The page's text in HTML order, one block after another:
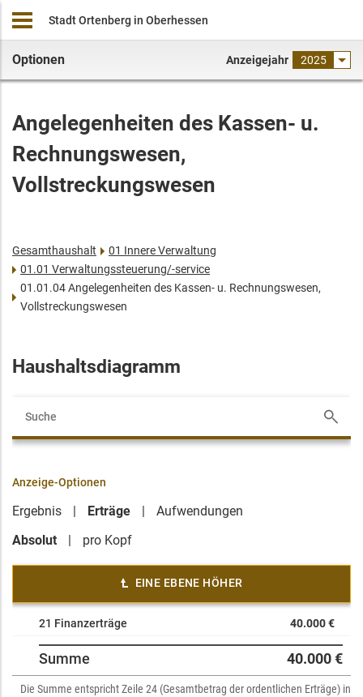
Stadt Ortenberg in Oberhessen
Optionen Anzeigejahr 2025
Angelegenheiten des Kassen- u.
Rechnungswesen,
Vollstreckungswesen
Gesamthaushalt
01 Innere Verwaltung
01.01 Verwaltungssteuerung/-service
01.01.04 Angelegenheiten des Kassen- u. Rechnungswesen,
Vollstreckungswesen
Haushaltsdiagramm
Anzeige-Optionen
Ergebnis Erträge
Aufwendungen
Absolut
pro Kopf
EINE EBENE HÖHER
21 Finanzerträge 40.000 €
Summe 40.000 €
Die Summe entspricht Zeile 24 (Gesamtbetrag der ordentlichen Erträge) in